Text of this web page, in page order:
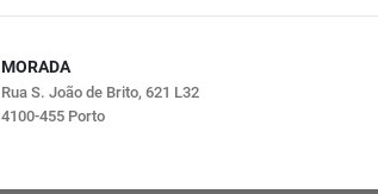
MORADA
Rua S. João de Brito, 621 L32
4100-455 Porto